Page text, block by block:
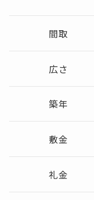
間取
広さ
築年
敷金
礼金